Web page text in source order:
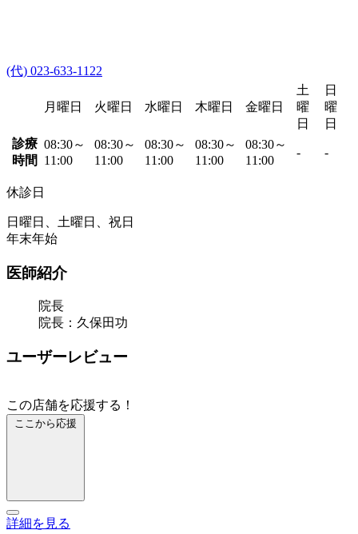
(代) 023-633-1122
月曜日 火曜日 水曜日 木曜日 金曜日
土
曜
日
日
曜
日
診療
時間
08:30～
11:00
08:30～
11:00
08:30～
11:00
08:30～
11:00
08:30～
11:00
- -
休診日
日曜日、土曜日、祝日
年末年始
医師紹介
院長
院長：久保田功
ユーザーレビュー
この店舗を応援する！
ここから応援
詳細を見る